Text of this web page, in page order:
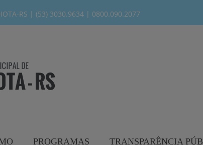
RS | (53) 3030.9634 | 0800.090.2077
PROGRAMAS TRANSPARÊNCIA